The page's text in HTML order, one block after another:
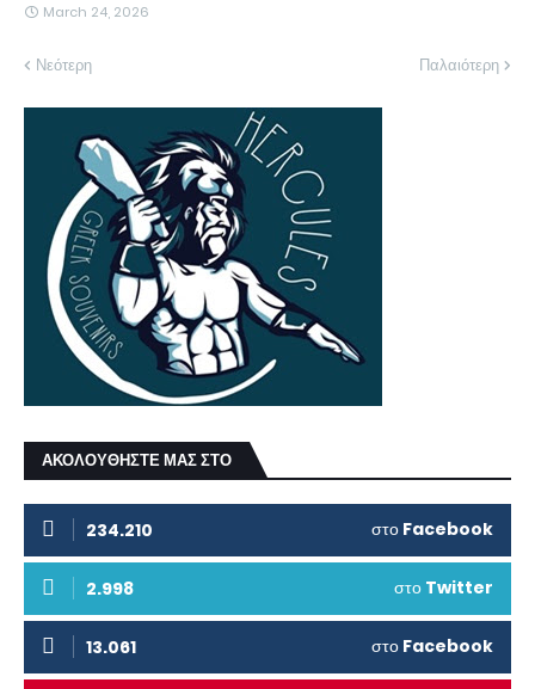
March 24, 2026
Νεότερη Παλαιότερη
ΑΚΟΛΟΥΘΗΣΤΕ ΜΑΣ ΣΤΟ
234.210 στο Facebook
2.998 στο Twitter
13.061 στο Facebook